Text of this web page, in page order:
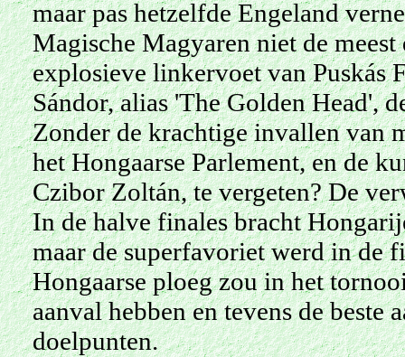
maar pas hetzelfde Engeland
Magische Magyaren niet de
explosieve linkervoet van Puskás
Sándor, alias 'The Golden Head',
Zonder de krachtige invallen van
het Hongaarse Parlement, en de
Czibor Zoltán, te vergeten? De
In de halve finales bracht
maar de superfavoriet werd in de
Hongaarse ploeg zou in het
aanval hebben en tevens de beste
doelpunten.